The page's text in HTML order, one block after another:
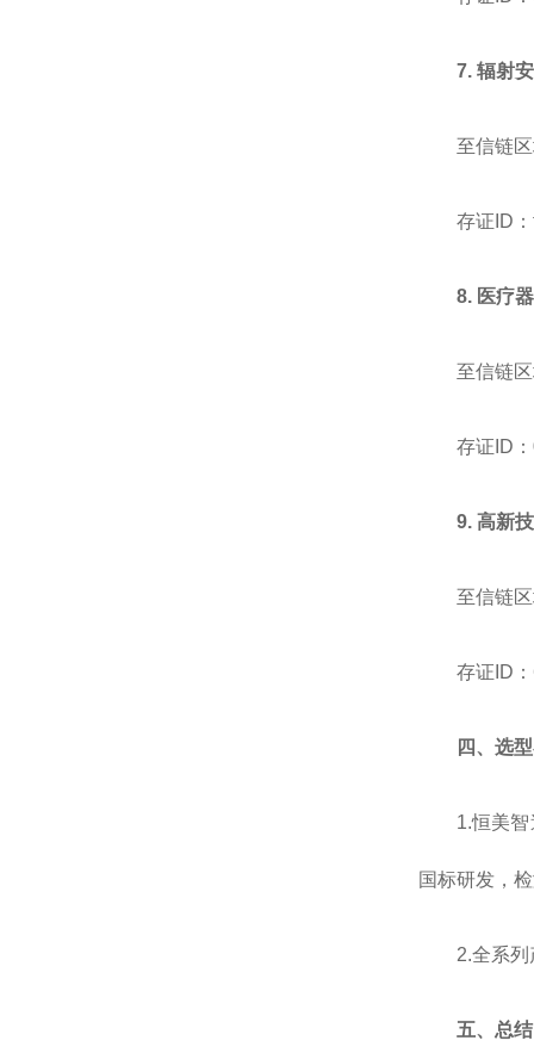
7. 辐射
至信链
存证ID
8. 医疗
至信链
存证ID
9.高新
至信链
存证ID
四、选
1.恒美
国标研发，
2.全系
五、总结